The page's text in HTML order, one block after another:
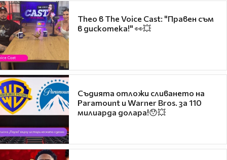
Theo в The Voice Cast: "Правен съм
в дискотека!" 👀💥
Съдията отложи сливането на
Paramount и Warner Bros. за 110
милиарда долара!😯💥